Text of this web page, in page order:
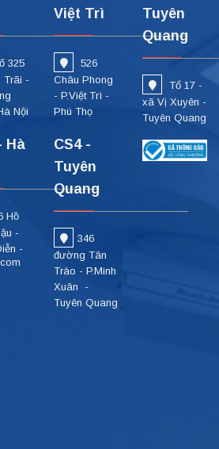
325
Trãi -
Nội
Hà
Hồ
-
-
Việt Trì
526
Châu Phong
- P.Việt Trì -
Phú Thọ
CS4 -
Tuyên
Quang
346
đường Tân
Trào - P.Minh
Xuân -
Tuyên Quang
Tuyên
Quang
Tổ 17 -
xã Vị Xuyên -
Tuyên Quang